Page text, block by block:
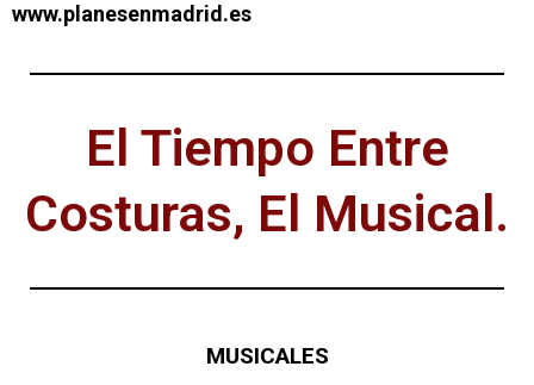
www.planesenmadrid.es
El Tiempo Entre
Costuras, El Musical.
MUSICALES